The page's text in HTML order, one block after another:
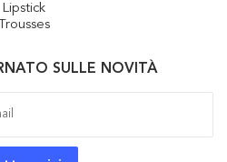
Lipstick
SULLE NOVITÀ